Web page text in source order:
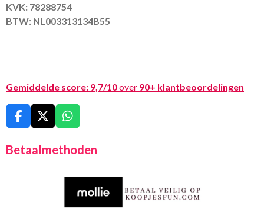
KVK: 78288754
BTW: NL003313134B55
Gemiddelde score: 9,7/10over 90+ klantbeoordelingen
F
a
c
e
X
W
h
t
A
Betaalmethoden